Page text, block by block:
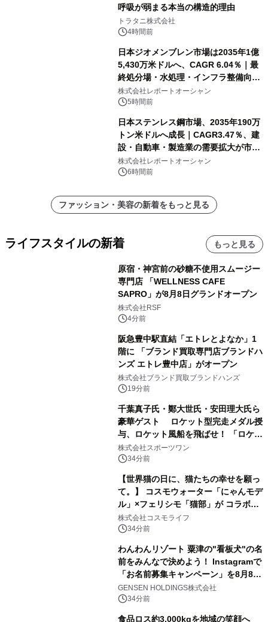
呼吸が弱まる本当の構造的理由
トラタニ株式会社
4時間前
日本ジオメンブレン市場は2035年1億
5,430万米ドルへ、CAGR 6.04％｜最
終処分場・水処理・インフラ整備向け
需要拡大
株式会社レポートオーシャン
5時間前
日本ステンレス鋼市場、2035年190万
トン米ドルへ成長｜CAGR3.47％、建
設・自動車・製造業の需要拡大が市場
を牽引
株式会社レポートオーシャン
6時間前
ファッション・美容の新着をもっと見る
ライフスタイルの新着 もっと見る
原宿・神宮前の砂糖不使用スムージー
専門店 「WELLNESS CAFE
SAPRO」が8月8日グランドオープン
株式会社RSF
4分前
阪急豊中駅直結「エトレとよなか」1
階に 「ブランド買取専門店ブランドハ
ンズ エトレ豊中店」がオープン
株式会社ブランド買取ブランドハンズ
19分前
千葉真子氏・鄭大世氏・安田理大氏ら
豪華ゲスト ロケット型完走メダル授
与、ロケット風船を飛ばせ！ 「ロケッ
トマラソン2026」開催
株式会社スポーツワン
34分前
【世界猫の日に、猫たちの幸せを願っ
て。】 コスモウォーター「にゃんモデ
ル」×フェリシモ「猫部」が コラボキ
ャンペーンを実施
株式会社コスモライフ
34分前
わんわんリゾート 粟津の"看板犬"の名
前をみんなで決めよう！ Instagramで
「お名前募集キャンペーン」を8月8日
(土)より開催
GENSEN HOLDINGS株式会社
34分前
食品ロス約3,000kgを地域の笑顔へ